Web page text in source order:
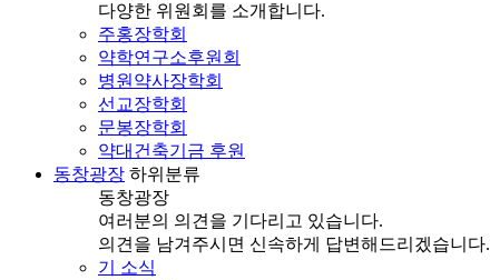
다양한 위원회를 소개합니다.
주홍장학회
약학연구소후원회
병원약사장학회
선교장학회
문봉장학회
약대건축기금 후원
동창광장 하위분류
동창광장
여러분의 의견을 기다리고 있습니다.
의견을 남겨주시면 신속하게 답변해드리겠습니다.
기 소식